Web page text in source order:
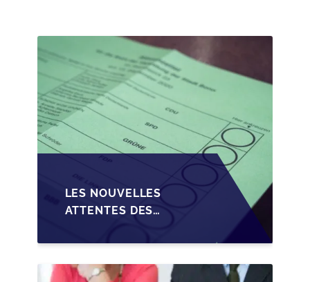
LES NOUVELLES
ATTENTES DES
TRANSMISSION DES
PME BELGES